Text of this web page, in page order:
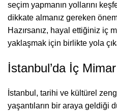
seçim yapmanın yollarını
dikkate almanız gereken
Hazırsanız, hayal ettiğiniz iç
yaklaşmak için birlikte yola
İstanbul’da İç
İstanbul, tarihi ve kültürel
yaşantıların bir araya geldiği